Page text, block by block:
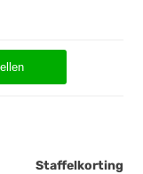
Staffelkorting